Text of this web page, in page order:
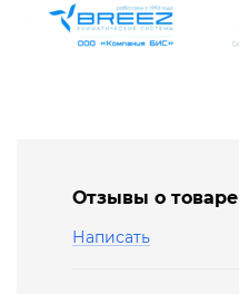
Отзывы о товаре
Написать